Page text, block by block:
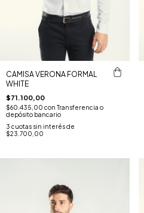
CAMISA VERONA FORMAL
WHITE
$71.100,00
$60.435,00 con Transferencia o
depósito bancario
3 cuotas sin interés de
$23.700,00